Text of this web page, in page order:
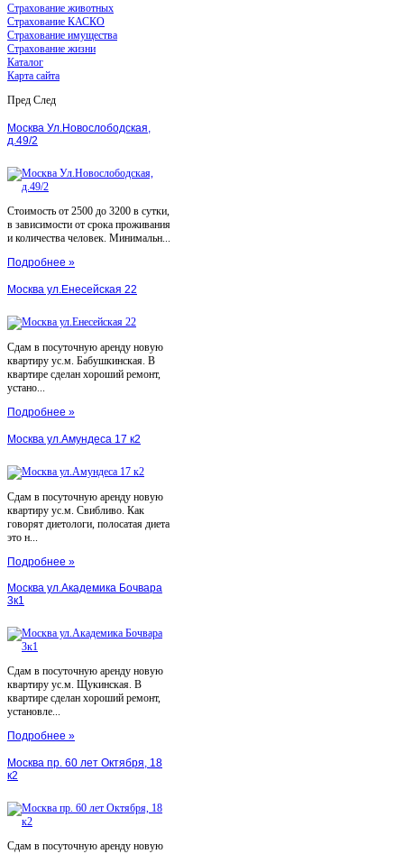
Страхование животных
Страхование КАСКО
Страхование имущества
Страхование жизни
Каталог
Карта сайта
Пред След
Москва Ул.Новослободская,
д.49/2
Стоимость от 2500 до 3200 в сутки,
в зависимости от срока проживания
и количества человек. Минимальн...
Подробнее »
Москва ул.Енесейская 22
Сдам в посуточную аренду новую
квартиру ус.м. Бабушкинская. В
квартире сделан хороший ремонт,
устано...
Подробнее »
Москва ул.Амундеса 17 к2
Сдам в посуточную аренду новую
квартиру ус.м. Свибливо. Как
говорят диетологи, полосатая диета
это н...
Подробнее »
Москва ул.Академика Бочвара
3к1
Сдам в посуточную аренду новую
квартиру ус.м. Щукинская. В
квартире сделан хороший ремонт,
установле...
Подробнее »
Москва пр. 60 лет Октября, 18
к2
Сдам в посуточную аренду новую